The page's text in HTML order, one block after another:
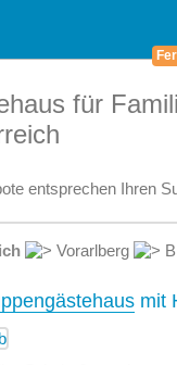
für
entsprechen Ihren
Vorarlberg
mit